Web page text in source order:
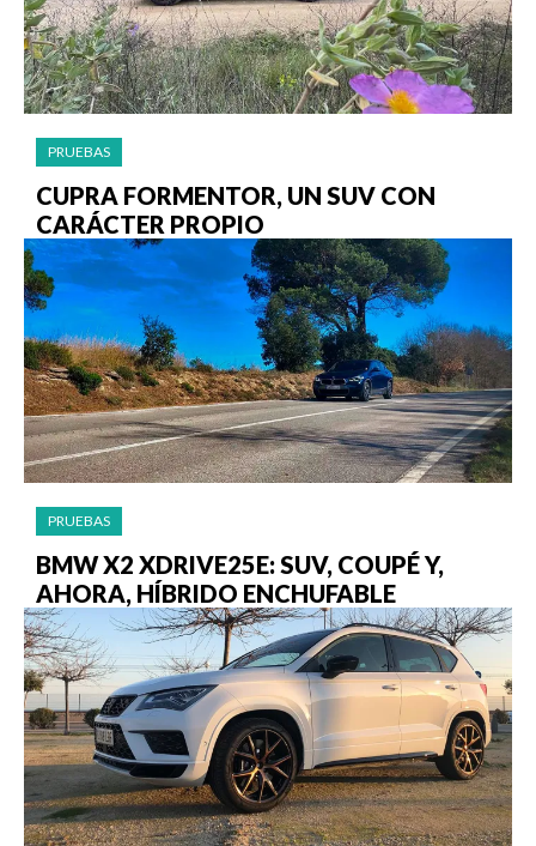
PRUEBAS
CUPRA FORMENTOR, UN SUV CON
CARÁCTER PROPIO
PRUEBAS
BMW X2 XDRIVE25E: SUV, COUPÉ Y,
AHORA, HÍBRIDO ENCHUFABLE